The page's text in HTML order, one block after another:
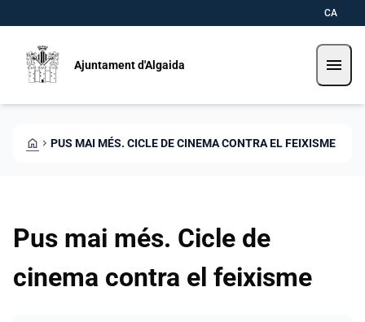
CA
Ajuntament d'Algaida menu
HOME CHEVRON_RIGHT PUS MAI MÉS. CICLE DE CINEMA CONTRA EL FEIXISME
Pus mai més. Cicle de
cinema contra el feixisme